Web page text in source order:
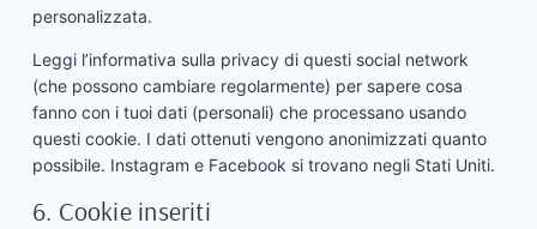
personalizzata.
Leggi l’informativa sulla privacy di questi social network
(che possono cambiare regolarmente) per sapere cosa
fanno con i tuoi dati (personali) che processano usando
questi cookie. I dati ottenuti vengono anonimizzati quanto
possibile. Instagram e Facebook si trovano negli Stati Uniti.
6. Cookie inseriti